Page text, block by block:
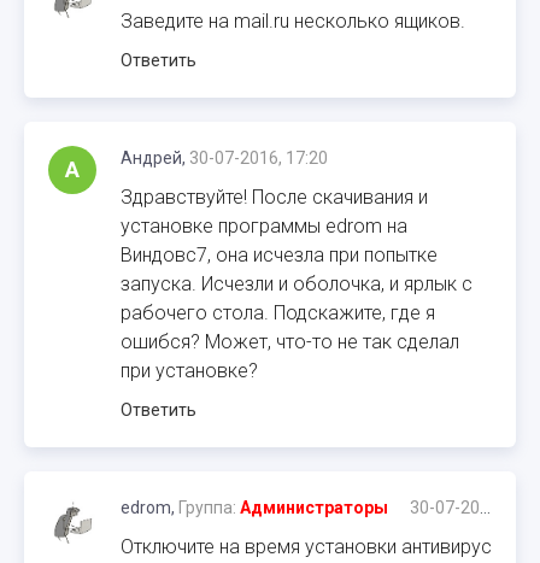
Заведите на mail.ru несколько ящиков.
Ответить
А Андрей, 30-07-2016, 17:20
Здравствуйте! После скачивания и
установке программы edrom на
Виндовс7, она исчезла при попытке
запуска. Исчезли и оболочка, и ярлык с
рабочего стола. Подскажите, где я
ошибся? Может, что-то не так сделал
при установке?
Ответить
edrom, Группа: Администраторы 30-07-2016, 21:27
Отключите на время установки антивирус